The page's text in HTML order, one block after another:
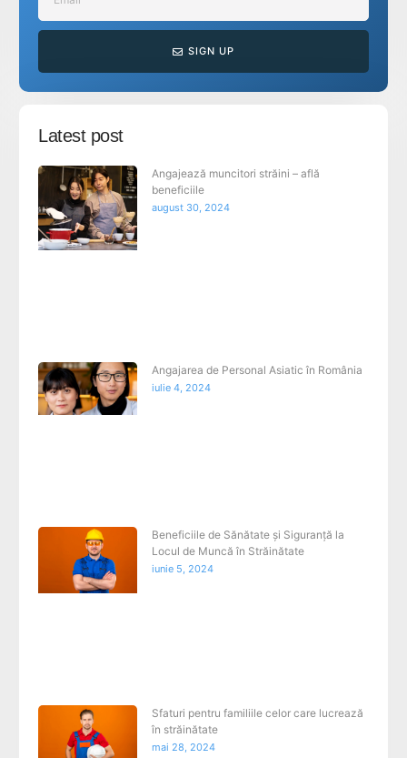
SIGN UP
Latest post
Angajează muncitori străini – află
beneficiile
august 30, 2024
Angajarea de Personal Asiatic în România
iulie 4, 2024
Beneficiile de Sănătate și Siguranță la
Locul de Muncă în Străinătate
iunie 5, 2024
Sfaturi pentru familiile celor care lucrează
în străinătate
mai 28, 2024